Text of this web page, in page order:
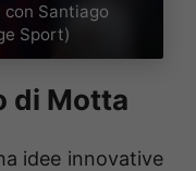
Santiago
Sport)
di Motta
idee innovative